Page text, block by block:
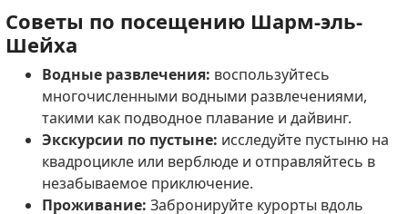
Советы по посещению Шарм-эль-
Шейха
Водные развлечения: воспользуйтесь
многочисленными водными развлечениями,
такими как подводное плавание и дайвинг.
Экскурсии по пустыне: исследуйте пустыню на
квадроцикле или верблюде и отправляйтесь в
незабываемое приключение.
Проживание: Забронируйте курорты вдоль